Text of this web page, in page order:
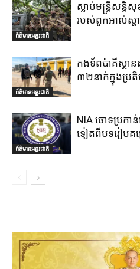
ព័ត៌មានអន្តរជាតិ
ស្លាប់មន្ត្រីសន្តិ
របស់ពួកអាល់ស្ហ
ព័ត៌មានអន្តរជាតិ
កងទ័ពប៉ាគីស្ថាន
៣២នាក់ក្នុងប្រតិប
ព័ត៌មានអន្តរជាតិ
NIA ចោទប្រកាន់
ទៀតពីបទរៀបគម្